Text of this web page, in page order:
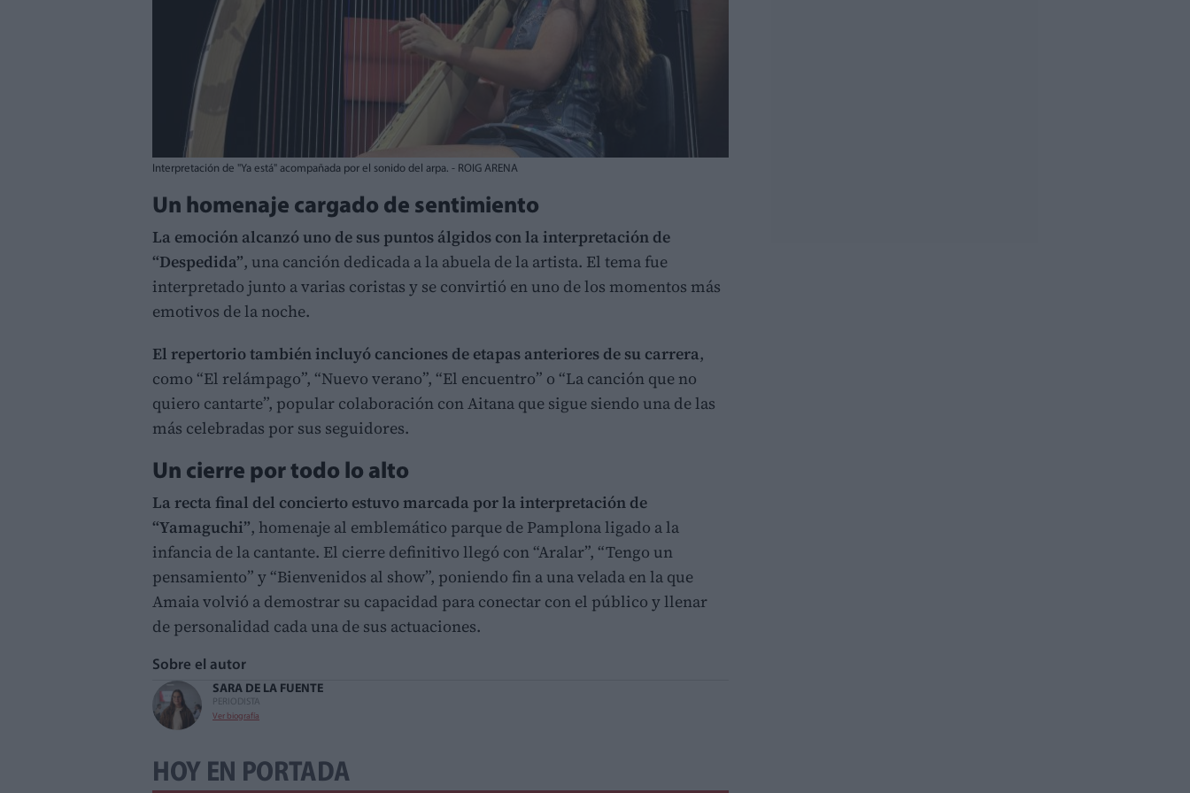
Interpretación de "Ya está" acompañada por el sonido del arpa. - ROIG ARENA
Un homenaje cargado de sentimiento
La emoción alcanzó uno de sus puntos álgidos con la interpretación de
“Despedida”, una canción dedicada a la abuela de la artista. El tema fue
interpretado junto a varias coristas y se convirtió en uno de los momentos más
emotivos de la noche.
El repertorio también incluyó canciones de etapas anteriores de su carrera,
como “El relámpago”, “Nuevo verano”, “El encuentro” o “La canción que no
quiero cantarte”, popular colaboración con Aitana que sigue siendo una de las
más celebradas por sus seguidores.
Un cierre por todo lo alto
La recta final del concierto estuvo marcada por la interpretación de
“Yamaguchi”, homenaje al emblemático parque de Pamplona ligado a la
infancia de la cantante. El cierre definitivo llegó con “Aralar”, “Tengo un
pensamiento” y “Bienvenidos al show”, poniendo fin a una velada en la que
Amaia volvió a demostrar su capacidad para conectar con el público y llenar
de personalidad cada una de sus actuaciones.
Sobre el autor
SARA DE LA FUENTE
PERIODISTA
Ver biografía
HOY EN PORTADA